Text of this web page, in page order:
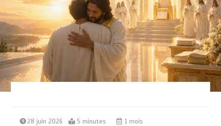
28 juin 2026 5 minutes 1 mois